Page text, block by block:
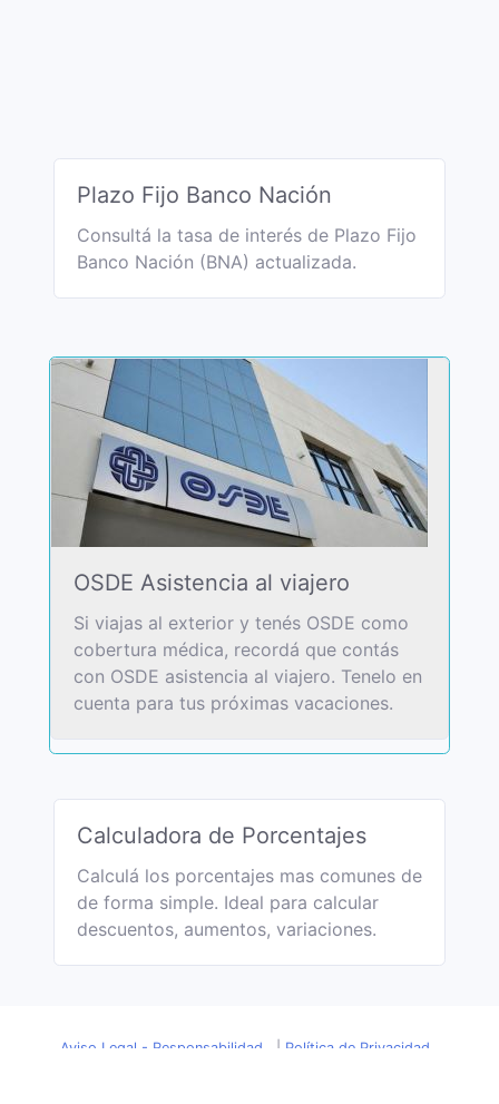
Plazo Fijo Banco Nación
Consultá la tasa de interés de Plazo Fijo
Banco Nación (BNA) actualizada.
OSDE Asistencia al viajero
Si viajas al exterior y tenés OSDE como
cobertura médica, recordá que contás
con OSDE asistencia al viajero. Tenelo en
cuenta para tus próximas vacaciones.
Calculadora de Porcentajes
Calculá los porcentajes mas comunes de
de forma simple. Ideal para calcular
descuentos, aumentos, variaciones.
Aviso Legal - Responsabilidad | Política de Privacidad